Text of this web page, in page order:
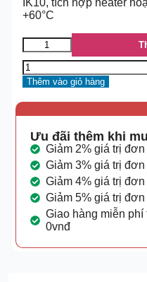
IK10, tích hợp heater
+60°C
Thêm vào giỏ hàng
Ưu đãi thêm khi
Giảm 2% giá trị
Giảm 3% giá trị
Giảm 4% giá trị
Giảm 5% giá trị
Giao hàng miễn
0vnđ